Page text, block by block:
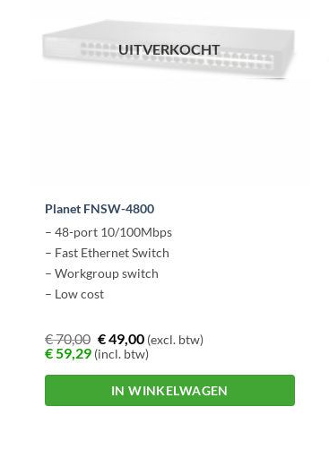
UITVERKOCHT
Planet FNSW-4800
– 48-port 10/100Mbps
– Fast Ethernet Switch
– Workgroup switch
– Low cost
€70,00 €49,00(excl. btw)
€59,29 (incl. btw)
IN WINKELWAGEN